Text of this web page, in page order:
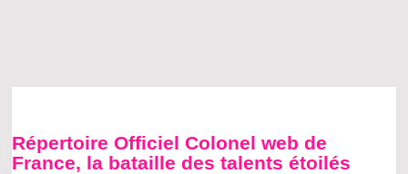
Répertoire Officiel Colonel web de
France, la bataille des talents étoilés